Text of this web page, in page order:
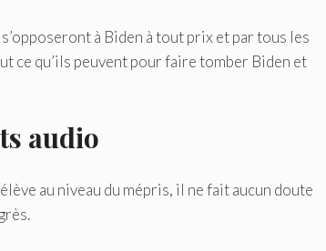
à Biden à tout prix et par tous les
ce qu’ils peuvent pour faire tomber Biden et
audio
au niveau du mépris, il ne fait aucun doute